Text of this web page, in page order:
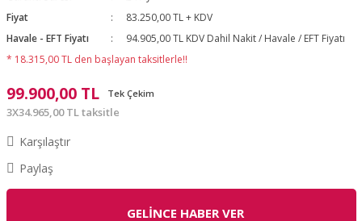
Fiyat
83.250,00 TL + KDV
Havale - EFT Fiyatı
94.905,00 TL KDV Dahil Nakit / Havale / EFT Fiyatı
* 18.315,00 TL den başlayan taksitlerle!!
99.900,00 TL Tek Çekim
3X34.965,00 TL taksitle
Karşılaştır
Paylaş
GELİNCE HABER VER